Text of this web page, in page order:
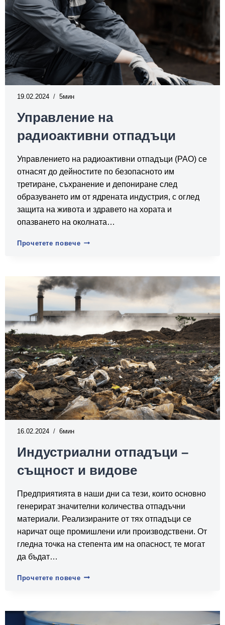
19.02.2024 5
Управление на
радиоактивни отпадъци
Управлението на радиоактивни отпадъци (РАО) се
отнасят до дейностите по безопасното им
третиране, съхранение и депониране след
образуването им от ядрената индустрия, с оглед
защита на живота и здравето на хората и
опазването на околната…
Прочетете повечеУправление
16.02.2024 6
Индустриални отпадъци –
същност и видове
Предприятията в наши дни са тези, които основно
генерират значителни количества отпадъчни
материали. Реализираните от тях отпадъци се
наричат още промишлени или производствени. От
гледна точка на степента им на опасност, те могат
да бъдат…
Прочетете повечеИндустриални